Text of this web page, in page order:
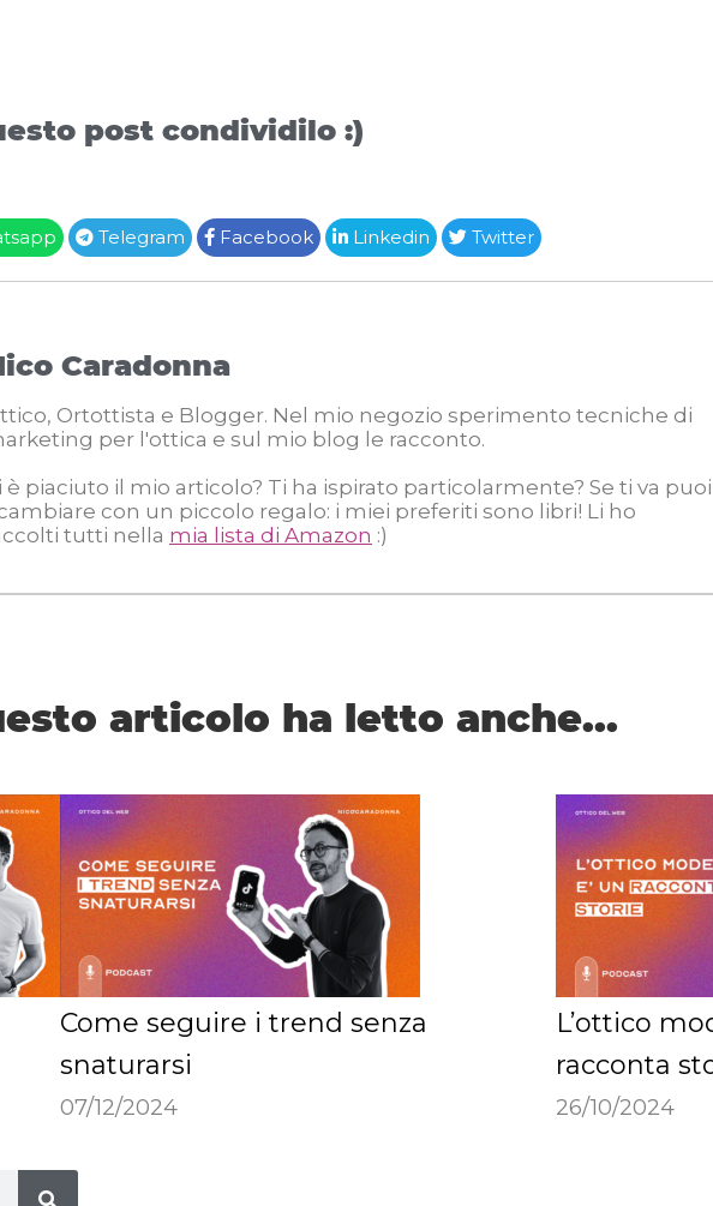
post condividilo :)
Telegram Facebook Linkedin Twitter
Caradonna
Ortottista e Blogger. Nel mio negozio sperimento tecniche di
per l'ottica e sul mio blog le racconto.
è piaciuto il mio articolo? Ti ha ispirato particolarmente? Se ti va puoi
con un piccolo regalo: i miei preferiti sono libri! Li ho
tutti nella mia lista di Amazon :)
articolo ha letto anche...
Come seguire i trend senza
snaturarsi
07/12/2024
L’ottico
racconta
26/10/2024